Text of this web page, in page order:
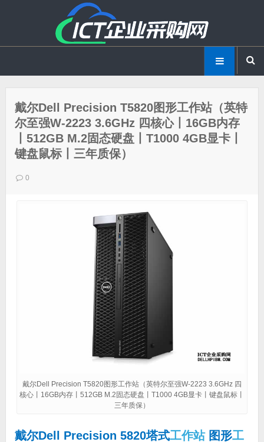
戴尔Dell Precision T5820图形工作站（英特
尔至强W-2223 3.6GHz 四核心丨16GB内存
丨512GB M.2固态硬盘丨T1000 4GB显卡丨
键盘鼠标丨三年质保）
0
戴尔Dell Precision T5820图形工作站（英特尔至强W-2223 3.6GHz 四
核心丨16GB内存丨512GB M.2固态硬盘丨T1000 4GB显卡丨键盘鼠标丨
三年质保）
戴尔Dell Precision 5820塔式工作站图形工